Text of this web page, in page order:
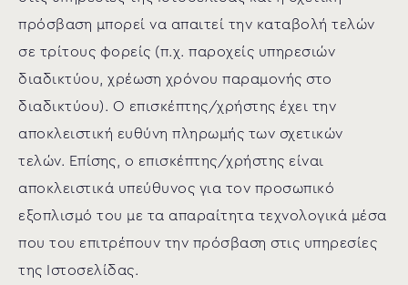
πρόσβαση μπορεί να απαιτεί την καταβολή τελών
σε τρίτους φορείς (π.χ. παροχείς υπηρεσιών
διαδικτύου, χρέωση χρόνου παραμονής στο
διαδικτύου). Ο επισκέπτης/χρήστης έχει την
αποκλειστική ευθύνη πληρωμής των σχετικών
τελών. Επίσης, ο επισκέπτης/χρήστης είναι
αποκλειστικά υπεύθυνος για τον προσωπικό
εξοπλισμό του με τα απαραίτητα τεχνολογικά μέσα
που του επιτρέπουν την πρόσβαση στις υπηρεσίες
της Ιστοσελίδας.